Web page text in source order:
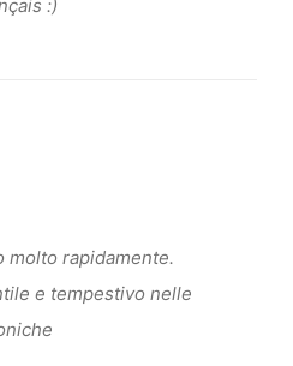
:)
molto rapidamente.
e tempestivo nelle